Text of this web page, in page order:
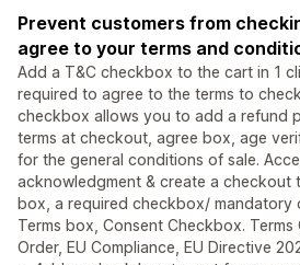
Prevent customers from
agree to your terms and
Add a T&C checkbox to the cart in 1
required to agree to the terms to
checkbox allows you to add a refund
terms at checkout, agree box, age
for the general conditions of sale.
acknowledgment & create a checkout
box, a required checkbox/ mandatory
Terms box, Consent Checkbox.
Order, EU Compliance, EU Directive